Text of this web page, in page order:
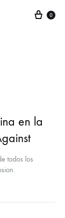
Cart
0
en la
todos los